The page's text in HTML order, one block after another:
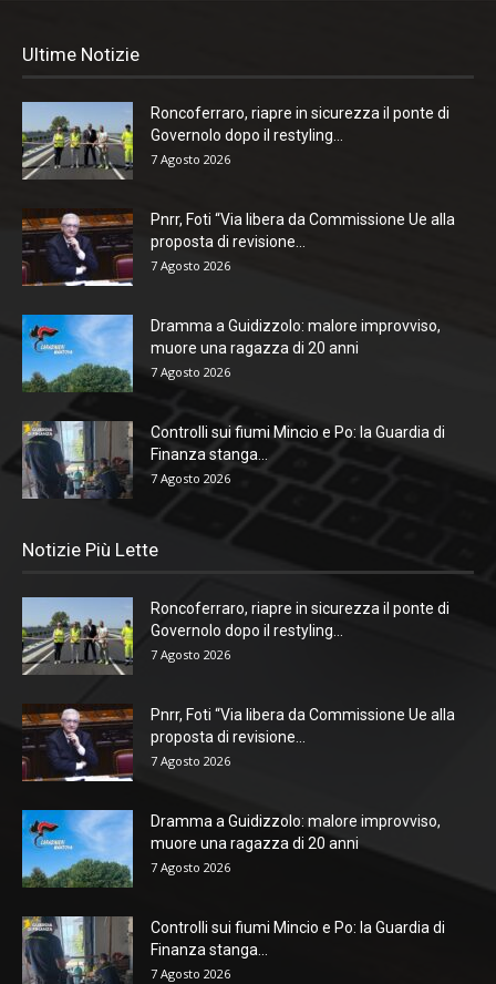
Ultime Notizie
Roncoferraro, riapre in sicurezza il ponte di
Governolo dopo il restyling...
7 Agosto 2026
Pnrr, Foti “Via libera da Commissione Ue alla
proposta di revisione...
7 Agosto 2026
Dramma a Guidizzolo: malore improvviso,
muore una ragazza di 20 anni
7 Agosto 2026
Controlli sui fiumi Mincio e Po: la Guardia di
Finanza stanga...
7 Agosto 2026
Notizie Più Lette
Roncoferraro, riapre in sicurezza il ponte di
Governolo dopo il restyling...
7 Agosto 2026
Pnrr, Foti “Via libera da Commissione Ue alla
proposta di revisione...
7 Agosto 2026
Dramma a Guidizzolo: malore improvviso,
muore una ragazza di 20 anni
7 Agosto 2026
Controlli sui fiumi Mincio e Po: la Guardia di
Finanza stanga...
7 Agosto 2026